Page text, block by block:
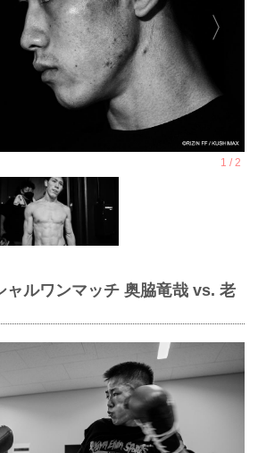
ャルワンマッチ 奥脇竜哉 vs. 老